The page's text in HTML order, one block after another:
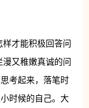
才能积极回答问
又稚嫩真诚的问
考起来，落笔时
时候的自己。大